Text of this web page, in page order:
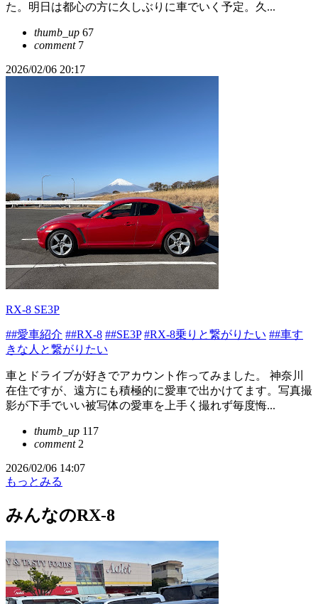
た。明日は都心の方に久しぶりに車でいく予定。久...
thumb_up 67
comment7
2026/02/06 20:17
RX-8 SE3P
##愛車紹介 ##RX-8 ##SE3P #RX-8乗りと繋がりたい ##車す
きな人と繋がりたい
車とドライブが好きでアカウント作ってみました。 神奈川
在住ですが、遠方にも積極的に愛車で出かけてます。写真撮
影が下手でいい被写体の愛車を上手く撮れず毎度悔...
thumb_up 117
comment2
2026/02/06 14:07
もっとみる
みんなのRX-8